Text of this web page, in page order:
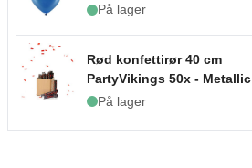
På lager
Rød konfettirør 40 cm
PartyVikings 50x - Metallic
Rektangulær
På lager